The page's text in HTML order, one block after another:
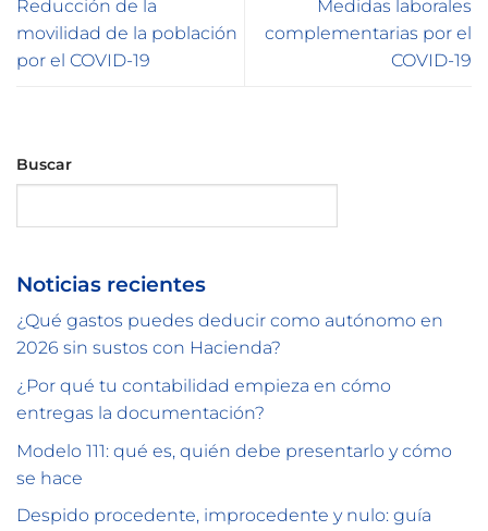
Reducción de la
movilidad de la población
por el COVID-19
Medidas laborales
complementarias por el
COVID-19
Buscar
Noticias recientes
¿Qué gastos puedes deducir como autónomo en
2026 sin sustos con Hacienda?
¿Por qué tu contabilidad empieza en cómo
entregas la documentación?
Modelo 111: qué es, quién debe presentarlo y cómo
se hace
Despido procedente, improcedente y nulo: guía